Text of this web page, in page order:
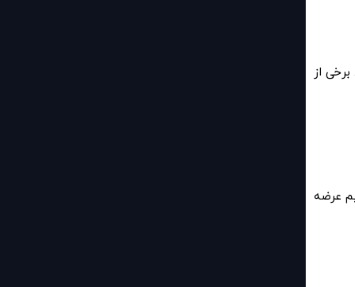
از
عرضه